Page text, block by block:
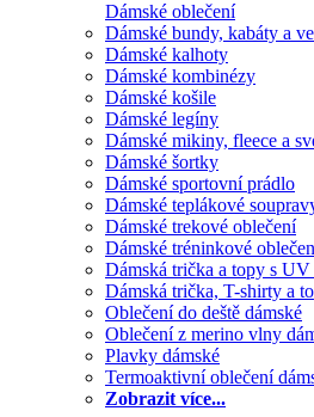
Dámské oblečení
Dámské bundy, kabáty a
Dámské kalhoty
Dámské kombinézy
Dámské košile
Dámské legíny
Dámské mikiny, fleece a
Dámské šortky
Dámské sportovní prádlo
Dámské teplákové
Dámské trekové oblečení
Dámské tréninkové
Dámská trička a topy s
Dámská trička, T-shirty a
Oblečení do deště dámské
Oblečení z merino vlny
Plavky dámské
Termoaktivní oblečení
Zobrazit více...